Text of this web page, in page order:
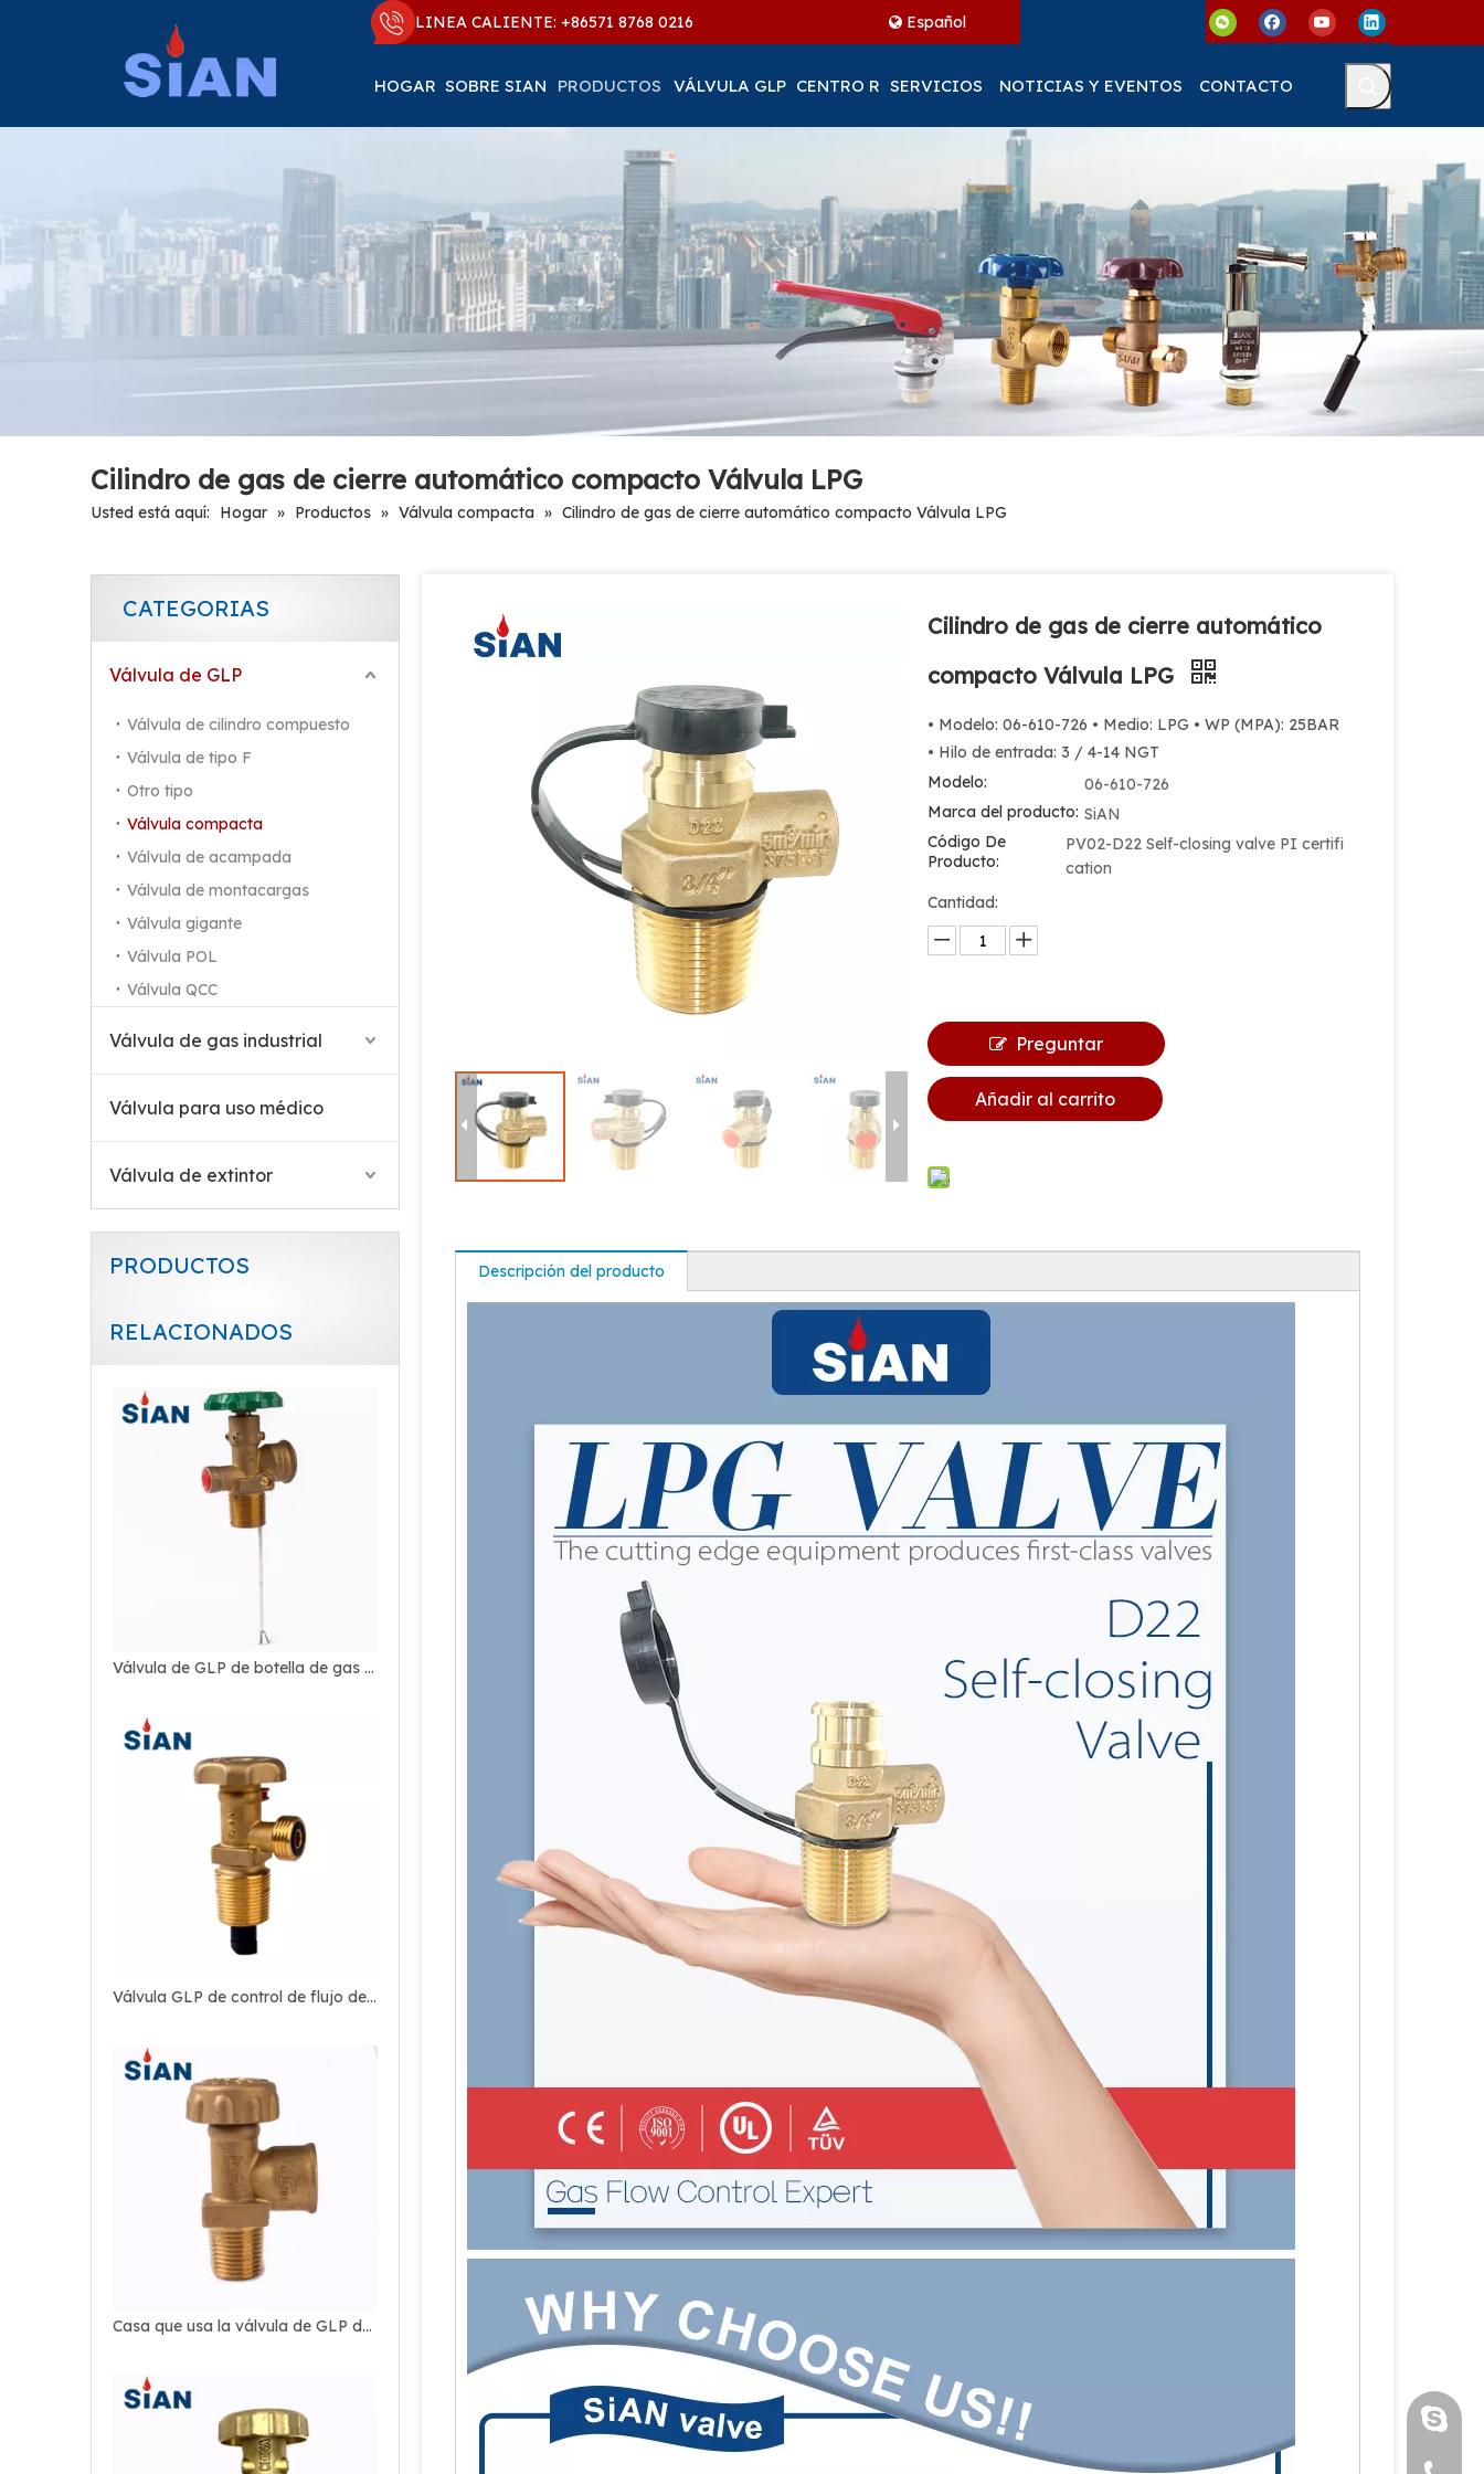
LINEA CALIENTE: +86571 8768 0216 Español
HOGAR SOBRE SIAN PRODUCTOS VÁLVULA GLP CENTRO R SERVICIOS NOTICIAS Y EVENTOS CONTACTO
Cilindro de gas de cierre automático compacto Válvula LPG
Usted está aquí: Hogar » Productos » Válvula compacta » Cilindro de gas de cierre automático compacto Válvula LPG
CATEGORIAS
Válvula de GLP
Válvula de cilindro compuesto
Válvula de tipo F
Otro tipo
Válvula compacta
Válvula de acampada
Válvula de montacargas
Válvula gigante
Válvula POL
Válvula QCC
Válvula de gas industrial
Válvula para uso médico
Válvula de extintor
PRODUCTOS
RELACIONADOS
Válvula de cilindro de gas nitrógeno de oxígeno tipo aguja
Válvula de GLP de botella de gas de control de flujo para estufa
Válvula GLP de control de flujo de aire de cilindro compacto
Casa que usa la válvula de GLP de seguridad del cilindro de gas
Cilindro de gas de cierre automático
compacto Válvula LPG
• Modelo: 06-610-726 • Medio: LPG • WP (MPA): 25BAR
• Hilo de entrada: 3 / 4-14 NGT
Modelo:
06-610-726
Marca del producto: SiAN
Código De
Producto:
PV02-D22 Self-closing valve PI certifi
cation
Cantidad:
Preguntar
Añadir al carrito
Descripción del producto